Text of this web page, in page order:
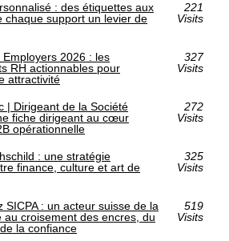
: des étiquettes aux
chaque support un levier de
221
Visits
Employers 2026 : les
RH actionnables pour
attractivité
327
Visits
| Dirigeant de la Société
fiche dirigeant au cœur
opérationnelle
272
Visits
: une stratégie
finance, culture et art de
325
Visits
SICPA : un acteur suisse de la
au croisement des encres, du
la confiance
519
Visits